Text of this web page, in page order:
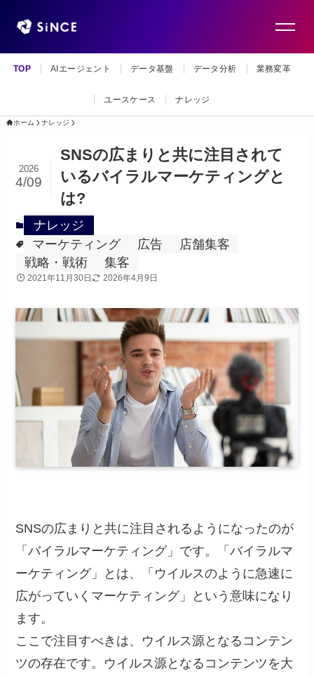
TOP AIエージェント データ基盤 データ分析 業務変革
ユースケース ナレッジ
ホーム ナレッジ
SNSの広まりと共に注目されて
いるバイラルマーケティングと
は?
2026
4/09
ナレッジ
マーケティング
広告
店舗集客
戦略・戦術
集客
2021年11月30日 2026年4月9日
SNSの広まりと共に注目されるようになったのが
「バイラルマーケティング」です。「バイラルマ
ーケティング」とは、「ウイルスのように急速に
広がっていくマーケティング」という意味になり
ます。
ここで注目すべきは、ウイルス源となるコンテン
ツの存在です。ウイルス源となるコンテンツを大